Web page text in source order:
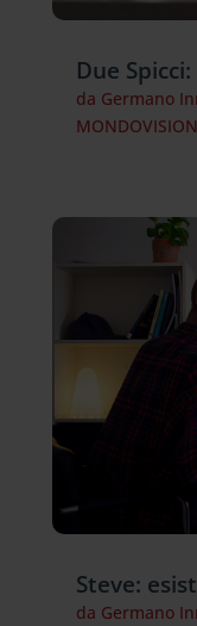
Due
da Germano
Steve:
da Germano